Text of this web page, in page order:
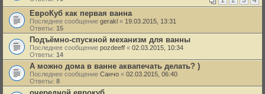
ЕвроКуб как первая ванна
Последнее сообщение gerakl « 19.03.2015, 13:31
Ответы: 15
Подъёмно-спускной механизм для ванны
Последнее сообщение pozdeeff « 02.03.2015, 10:34
Ответы: 14
А можно дома в ванне аквапечать делать? )
Последнее сообщение Санчо « 02.03.2015, 06:40
Ответы: 8